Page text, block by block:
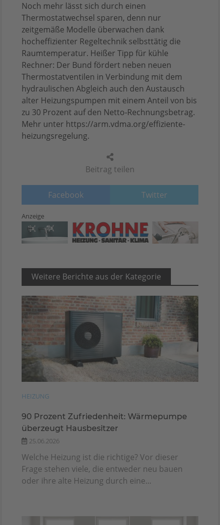
Beitrag teilen
Facebook Twitter
Noch mehr lässt sich durch einen
Thermostatwechsel sparen, denn nur
zeitgemäße Modelle überwachen dank
hocheffizienter Regeltechnik selbsttätig die
Raumtemperatur. Heißer Tipp für kühle
Rechner: Der Bund fördert neben neuen
Thermostatventilen in Verbindung mit dem
hydraulischen Abgleich auch den Austausch
alter Heizungspumpen mit einem Anteil von bis
zu 30 Prozent auf den Netto-Rechnungsbetrag.
Mehr unter https://arm.vdma.org/effiziente-
heizungsregelung.
Anzeige
Weitere Berichte aus der Kategorie
HEIZUNG
90 Prozent Zufriedenheit: Wärmepumpe
überzeugt Hausbesitzer
25.06.2026
Welche Heizung ist die richtige? Vor dieser
Frage stehen viele, die entweder neu bauen
oder ihre alte Heizung durch eine...